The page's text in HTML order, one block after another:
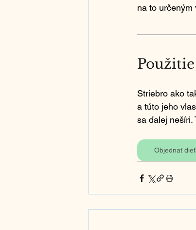
na to určeným
Striebro ako
a túto jeho
sa ďalej nešíri.
Objednať